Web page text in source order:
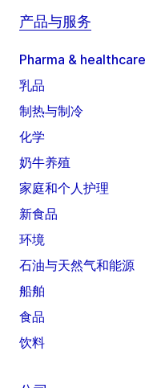
产品与服务
Pharma & healthcare
乳品
制热与制冷
化学
奶牛养殖
家庭和个人护理
新食品
环境
石油与天然气和能源
船舶
食品
饮料